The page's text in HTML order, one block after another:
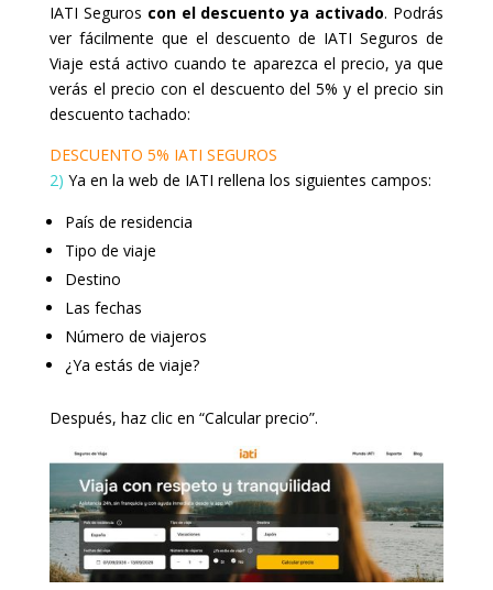
IATI Seguros con el descuento ya activado. Podrás
ver fácilmente que el descuento de IATI Seguros de
Viaje está activo cuando te aparezca el precio, ya que
verás el precio con el descuento del 5% y el precio sin
descuento tachado:
DESCUENTO 5% IATI SEGUROS
2) Ya en la web de IATI rellena los siguientes campos:
País de residencia
Tipo de viaje
Destino
Las fechas
Número de viajeros
¿Ya estás de viaje?
Después, haz clic en “Calcular precio”.